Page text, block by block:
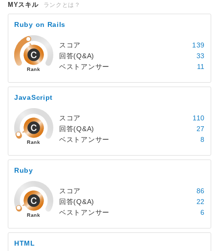
MYスキル ランクとは？
Ruby on Rails
スコア
139
回答(Q&A)
33
ベストアンサー
11
JavaScript
スコア
110
回答(Q&A)
27
ベストアンサー
8
Ruby
スコア
86
回答(Q&A)
22
ベストアンサー
6
HTML